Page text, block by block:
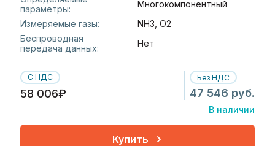
параметры:
Многокомпонентный
Измеряемые газы:
NH3, O2
Беспроводная
передача данных:
Нет
С НДС
58 006₽
Без НДС
47 546 руб.
В наличии
Купить